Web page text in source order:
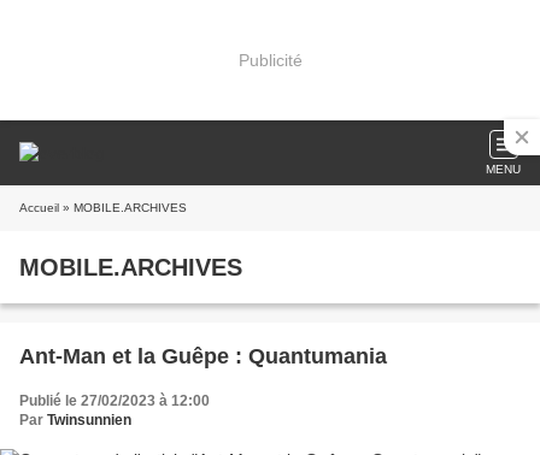
Publicité
MENU
Accueil » MOBILE.ARCHIVES
MOBILE.ARCHIVES
Ant-Man et la Guêpe : Quantumania
Publié le 27/02/2023 à 12:00
Par Twinsunnien